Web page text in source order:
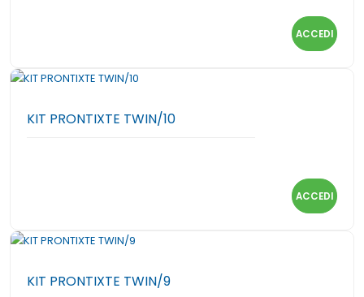
ACCEDI
KIT PRONTIXTE TWIN/10
ACCEDI
KIT PRONTIXTE TWIN/9